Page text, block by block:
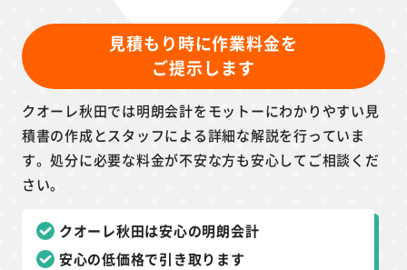
見積もり時に作業料金を
ご提示します
クオーレ秋田では明朗会計をモットーにわかりやすい見
積書の作成とスタッフによる詳細な解説を行っていま
す。処分に必要な料金が不安な方も安心してご相談くだ
さい。
クオーレ秋田は安心の明朗会計
安心の低価格で引き取ります